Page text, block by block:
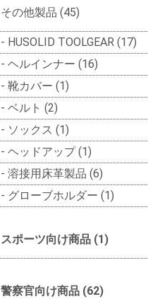
その他製品 (45)
HUSOLID TOOLGEAR (17)
ヘルインナー (16)
靴カバー (1)
ベルト (2)
ソックス (1)
ヘッドアップ (1)
溶接用床革製品 (6)
グローブホルダー (1)
スポーツ向け商品 (1)
警察官向け商品 (62)